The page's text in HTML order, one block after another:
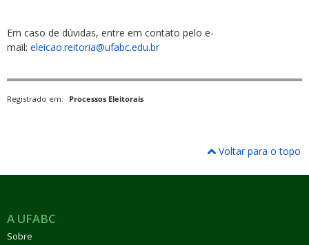
Em caso de dúvidas, entre em contato pelo e-
mail: eleicao.reitoria@ufabc.edu.br
Registrado em: Processos Eleitorais
Voltar para o topo
A UFABC
Sobre